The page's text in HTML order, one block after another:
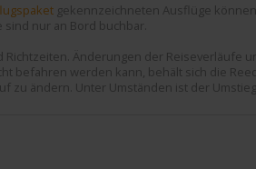
gekennzeichneten Ausflüge
nur an Bord buchbar.
Richtzeiten. Änderungen der Reiseverläufe
befahren werden kann, behält sich die
zu ändern. Unter Umständen ist der